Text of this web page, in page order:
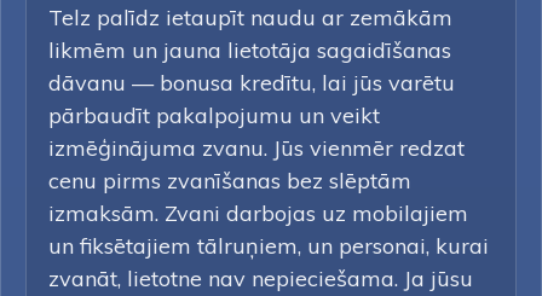
Telz palīdz ietaupīt naudu ar zemākām
likmēm un jauna lietotāja sagaidīšanas
dāvanu — bonusa kredītu, lai jūs varētu
pārbaudīt pakalpojumu un veikt
izmēģinājuma zvanu. Jūs vienmēr redzat
cenu pirms zvanīšanas bez slēptām
izmaksām. Zvani darbojas uz mobilajiem
un fiksētajiem tālruņiem, un personai, kurai
zvanāt, lietotne nav nepieciešama. Ja jūsu